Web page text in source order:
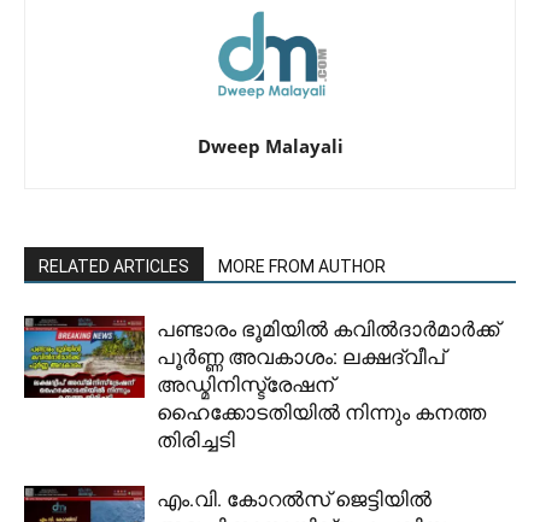
Dweep Malayali
RELATED ARTICLES MORE FROM AUTHOR
പണ്ടാരം ഭൂമിയിൽ കവിൽദാർമാർക്ക്
പൂർണ്ണ അവകാശം: ലക്ഷദ്വീപ്
അഡ്മിനിസ്ട്രേഷന്
ഹൈക്കോടതിയിൽ നിന്നും കനത്ത
തിരിച്ചടി
​എം.വി. കോറൽസ് ജെട്ടിയിൽ